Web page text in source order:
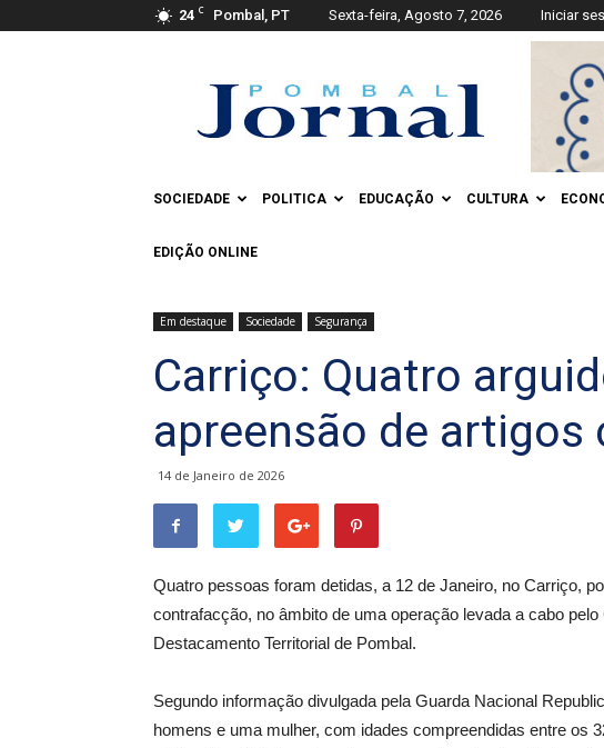
24 C Pombal, PT Sexta-feira, Agosto 7, 2026 Iniciar
Jornal
SOCIEDADE POLITICA EDUCAÇÃO CULTURA
EDIÇÃO ONLINE
Em destaque Sociedade Segurança
Carriço: Quatro
apreensão de
14 de Janeiro de 2026
Quatro pessoas foram detidas, a 12 de Janeiro, no Carriço,
contrafacção, no âmbito de uma operação levada a cabo
Destacamento Territorial de Pombal.
Segundo informação divulgada pela Guarda Nacional
homens e uma mulher, com idades compreendidas entre os